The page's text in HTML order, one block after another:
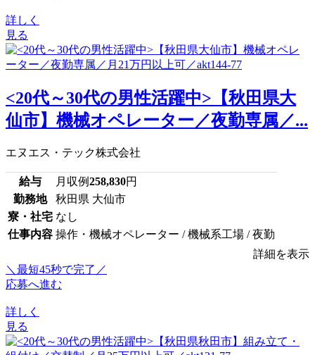
詳しく
見る
<20代～30代の男性活躍中>【秋田県大
仙市】機械オペレーター／夜勤専属／...
エヌエス・テック株式会社
給与 月収例258,830円
勤務地
秋田県 大仙市
寮・社宅 なし
仕事内容 操作・機械オペレーター / 機械系工場 / 夜勤
詳細を表示
＼最短45秒で完了／
応募へ進む
詳しく
見る